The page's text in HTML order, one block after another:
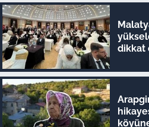
dikkat